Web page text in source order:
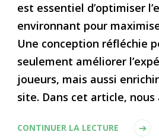
est essentiel d’optimiser
environnant pour
Une conception réfléchie
seulement améliorer
joueurs, mais aussi
site. Dans cet article,
CONTINUER LA LECTURE